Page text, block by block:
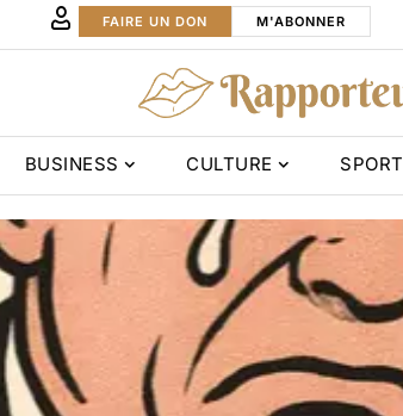
FAIRE UN DON M'ABONNER
BUSINESS CULTURE SPORT